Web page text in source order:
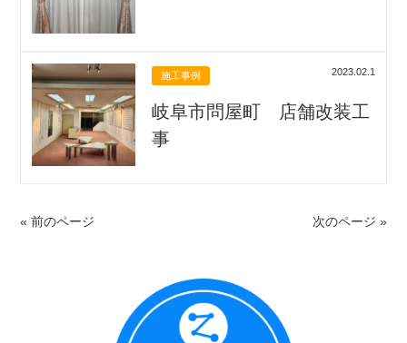
施工事例 2023.02.1
岐阜市問屋町 店舗改装工
事
« 前のページ 次のページ »